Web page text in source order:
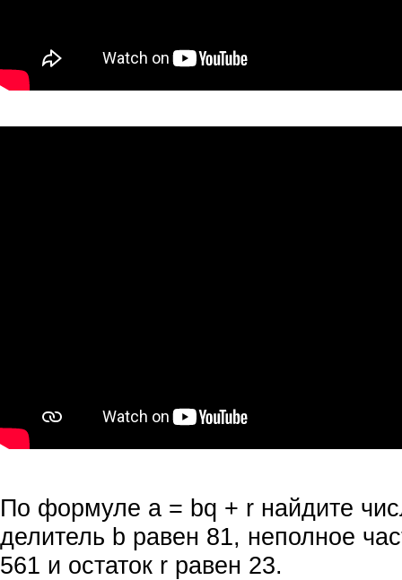
По формуле а = bq + r найдите
делитель b равен 81, неполное
561 и остаток r равен 23.